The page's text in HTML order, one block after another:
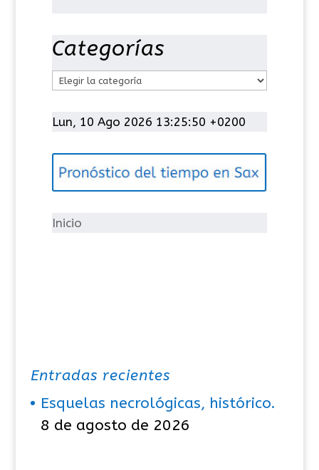
Categorías
t
g
í
Lun, 10 Ago 2026 13:25:50 +0200
Inicio
Entradas recientes
Esquelas necrológicas, histórico.
8 de agosto de 2026